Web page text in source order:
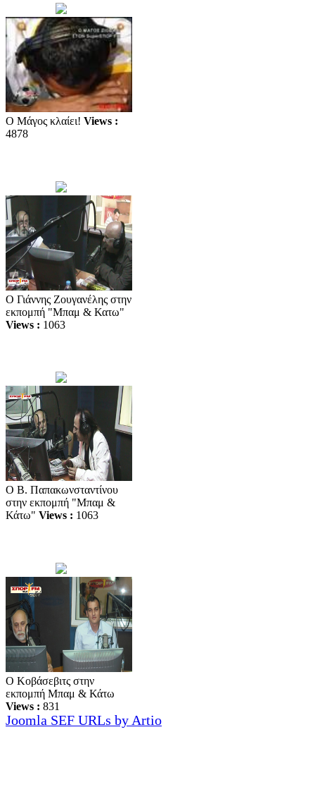
Ο Μάγος κλαίει! Views :
4878
O Γιάννης Ζουγανέλης στην
εκπομπή "Μπαμ & Κατω"
Views : 1063
O Β. Παπακωνσταντίνου
στην εκπομπή "Μπαμ &
Κάτω" Views : 1063
Ο Κοβάσεβιτς στην
εκπομπή Μπαμ & Κάτω
Views : 831
Joomla SEF URLs by Artio